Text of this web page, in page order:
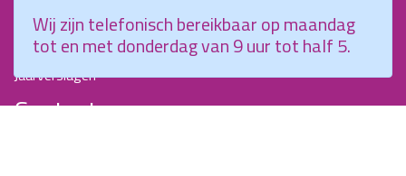
Nieuwsbrieven
KCKZ-specials
Jaarverslagen
Contact
Wij zijn telefonisch bereikbaar op maandag
tot en met donderdag van 9 uur tot half 5.